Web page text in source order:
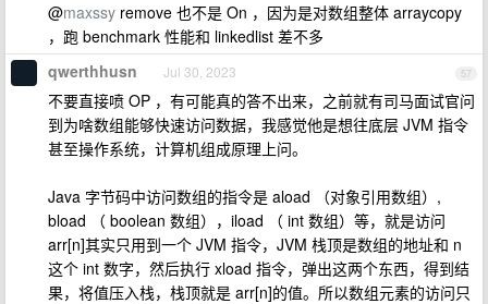
@maxssy remove 也不是 On ，因为是对数组整体 arraycopy
，跑 benchmark 性能和 linkedlist 差不多
57
qwerthhusn Jul 30, 2023
不要直接喷 OP ，有可能真的答不出来，之前就有司马面试官问
到为啥数组能够快速访问数据，我感觉他是想往底层 JVM 指令
甚至操作系统，计算机组成原理上问。
Java 字节码中访问数组的指令是 aload （对象引用数组）,
bload （ boolean 数组），iload （ int 数组）等，就是访问
arr[n]其实只用到一个 JVM 指令，JVM 栈顶是数组的地址和 n
这个 int 数字，然后执行 xload 指令，弹出这两个东西，得到结
果，将值压入栈，栈顶就是 arr[n]的值。所以数组元素的访问只